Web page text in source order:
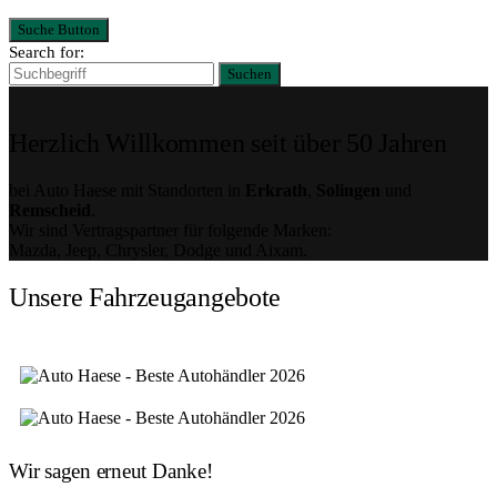
Suche Button
Search for:
Suchen
Unsere Fahrzeugangebote
Wir sagen erneut Danke!